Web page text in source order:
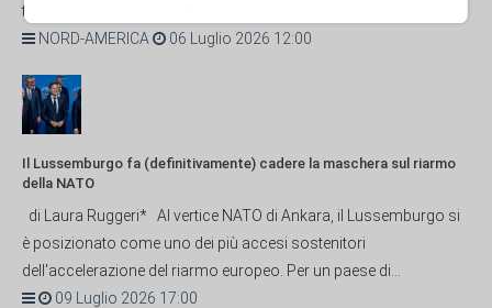
torna a irridere la presidente del Consiglio italiana,...
NORD-AMERICA
06 Luglio 2026 12:00
Il Lussemburgo fa (definitivamente) cadere la maschera sul riarmo
della NATO
di Laura Ruggeri* Al vertice NATO di Ankara, il Lussemburgo si
è posizionato come uno dei più accesi sostenitori
dell'accelerazione del riarmo europeo. Per un paese di...
09 Luglio 2026 17:00